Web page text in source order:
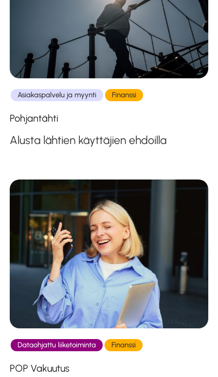
Asiakaspalvelu ja myynti Finanssi
Pohjantähti
Alusta lähtien käyttäjien ehdoilla
Dataohjattu liiketoiminta Finanssi
POP Vakuutus